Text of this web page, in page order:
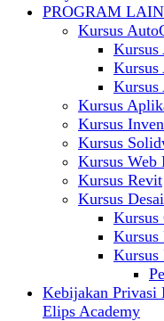
PROGRAM
Kursus
Kursus
Kursus
Kursus
Kursus
Kursus
Kursus
Kursus Web
Kursus Revit
Kursus
Kursus
Kursus
Kursus
Kebijakan Privasi
Elips Academy